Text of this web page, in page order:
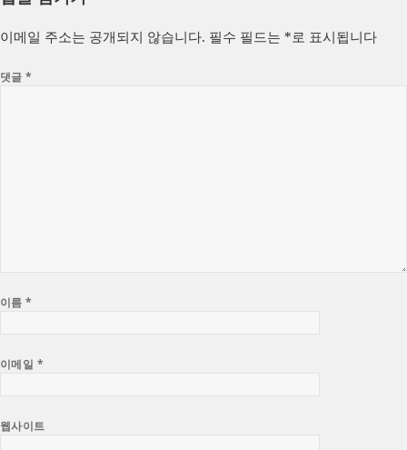
이메일 주소는 공개되지 않습니다. 필수 필드는 *로 표시됩니다
댓글*
이름*
이메일 *
웹사이트